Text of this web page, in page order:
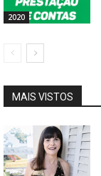
2020
MAIS VISTOS